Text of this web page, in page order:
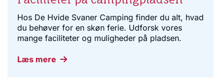
Hos De Hvide Svaner Camping finder du alt, hvad
du behøver for en skøn ferie. Udforsk vores
mange faciliteter og muligheder på pladsen.
Læs mere